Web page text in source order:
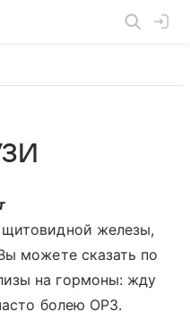
щитовидной железы,
можете сказать по
на гормоны: жду
болею ОРЗ.